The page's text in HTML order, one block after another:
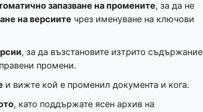
запазване на промените, за да не
на версиите чрез именуване на ключови
, за да възстановите изтрито съдържание
промени.
и вижте кой е променил документа и кога.
, като поддържате ясен архив на